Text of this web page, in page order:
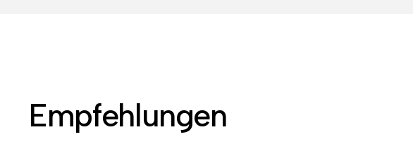
Empfehlungen